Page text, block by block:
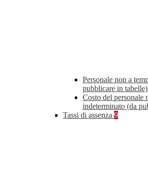
Personale non a
pubblicare in tabelle)
Costo del personale
indeterminato (da
Tassi di assenza 9